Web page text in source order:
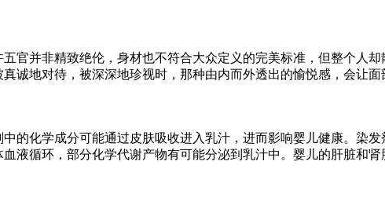
官并非精致绝伦，身材也不符合大众定义的完美标准，但整个人
诚地对待，被深深地珍视时，那种由内而外透出的愉悦感，会让
的化学成分可能通过皮肤吸收进入乳汁，进而影响婴儿健康。染
液循环，部分化学代谢产物有可能分泌到乳汁中。婴儿的肝脏和